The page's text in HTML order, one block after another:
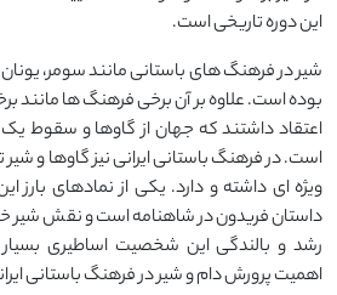
این دوره تاریخی است.
شیر در فرهنگ های باستانی مانند سومر،
بوده است. علاوه بر آن برخی فرهنگ ها مانند
اعتقاد داشتند که جهان از گاوها و سقوط
است. در فرهنگ باستانی ایرانی نیز گاوها و
ویژه ای داشته و دارد. یکی از نمادهای بارز
داستان فریدون در شاهنامه است و نقش شیر
رشد و بالندگی این شخصیت اساطیری
اهمیت پرورش دام و شیر در فرهنگ باستانی